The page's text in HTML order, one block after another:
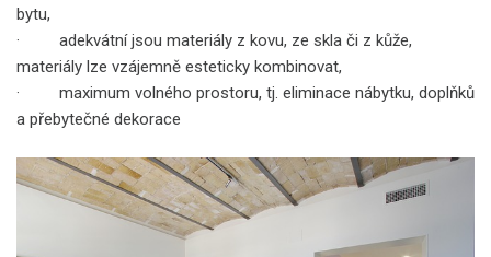
bytu,
· adekvátní jsou materiály z kovu, ze skla či z kůže,
materiály lze vzájemně esteticky kombinovat,
· maximum volného prostoru, tj. eliminace nábytku, doplňků
a přebytečné dekorace